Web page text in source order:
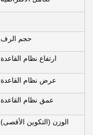
حجم الرف
ارتفاع نظام القاعدة
عرض نظام القاعدة
عمق نظام القاعدة
الوزن (التكوين الأقصى)